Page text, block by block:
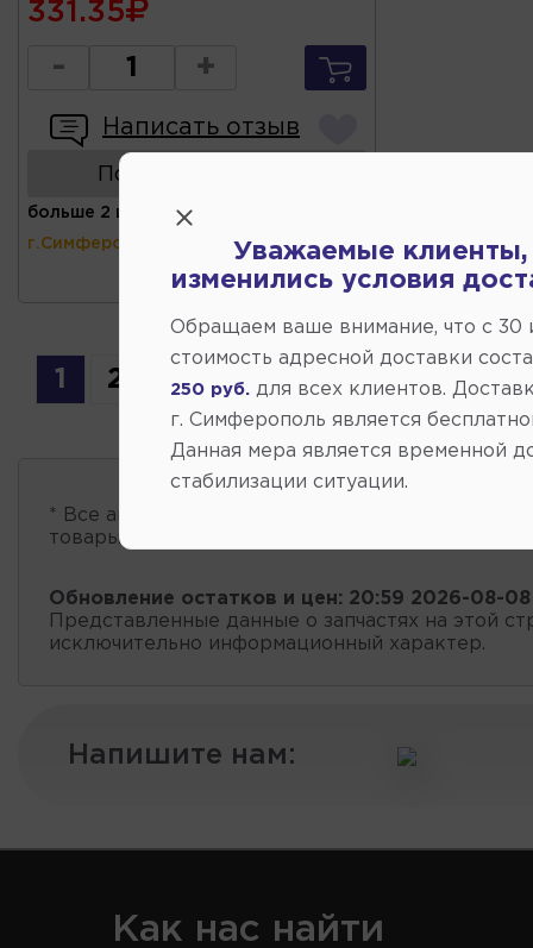
331.35
- +
Написать отзыв
Показать аналоги
больше 2 шт (ул.Коммунальная 43,
г.Симферополь)
1 2 3 4 5 6 7 ... 11
* Все автозапчасти
товары проходит несколько раз в сутки.
Обновление остатков и цен: 20:59 2026-08-08
Представленные данные о запчастях на этой
исключительно информационный характер.
Напишите нам:
Как нас найти
Уважаемые клиенты,
изменились условия
Обращаем ваше внимание, что c 30
стоимость адресной доставки
250 руб.
для всех клиентов.
г. Симферополь является
Данная мера является временной
стабилизации ситуации.